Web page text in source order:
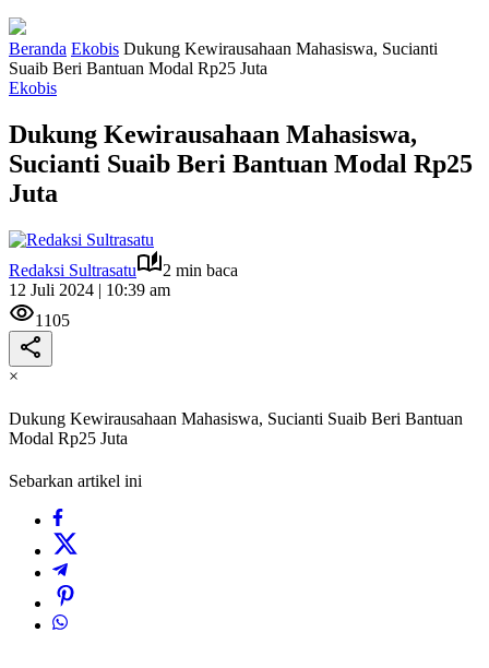
Beranda Ekobis Dukung Kewirausahaan Mahasiswa, Sucianti
Suaib Beri Bantuan Modal Rp25 Juta
Ekobis
Dukung Kewirausahaan Mahasiswa,
Sucianti Suaib Beri Bantuan Modal Rp25
Juta
Redaksi Sultrasatu
2 min baca
12 Juli 2024 | 10:39 am
1105
×
Dukung Kewirausahaan Mahasiswa, Sucianti Suaib Beri Bantuan
Modal Rp25 Juta
Sebarkan artikel ini